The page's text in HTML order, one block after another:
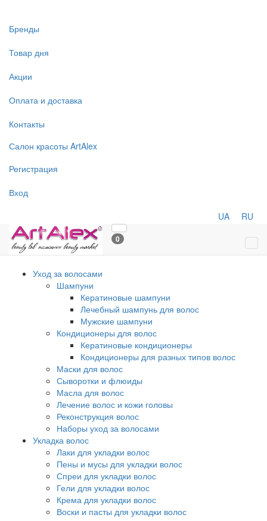
Бренды
Товар дня
Акции
Оплата и доставка
Контакты
Салон красоты ArtAlex
Регистрация
Вход
UA RU
0
Уход за волосами
Шампуни
Кератиновые шампуни
Лечебный шампунь для волос
Мужские шампуни
Кондиционеры для волос
Кератиновые кондиционеры
Кондиционеры для разных типов волос
Маски для волос
Сыворотки и флюиды
Масла для волос
Лечение волос и кожи головы
Реконструкция волос
Наборы уход за волосами
Укладка волос
Лаки для укладки волос
Пены и мусы для укладки волос
Спреи для укладки волос
Гели для укладки волос
Крема для укладки волос
Воски и пасты для укладки волос